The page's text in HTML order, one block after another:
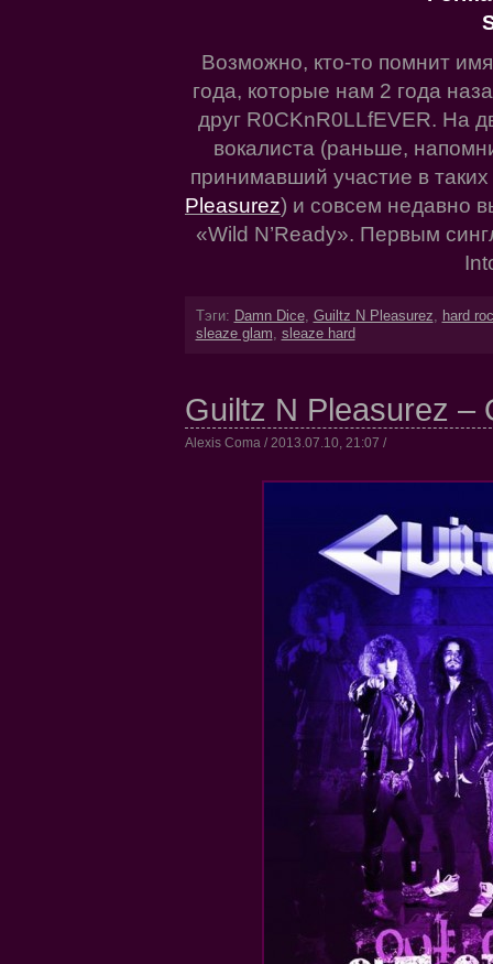
Возможно, кто-то помнит
года, которые нам 2 года
друг R0CKnR0LLfEVER. На
вокалиста (раньше,
принимавший участие в
Pleasurez) и совсем недавно
«Wild N’Ready». Первым
Тэги: Damn Dice, Guiltz N Pleasurez, hard
sleaze glam, sleaze hard
Guiltz N Pleasurez –
Alexis Coma / 2013.07.10, 21:07 /